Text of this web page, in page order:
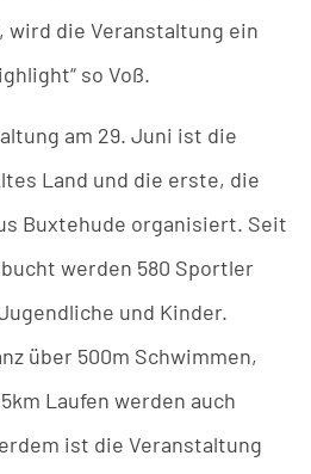
die Veranstaltung ein
so Voß.
am 29. Juni ist die
Land und die erste, die
Buxtehude organisiert. Seit
werden 580 Sportler
und Kinder.
über 500m Schwimmen,
Laufen werden auch
ist die Veranstaltung